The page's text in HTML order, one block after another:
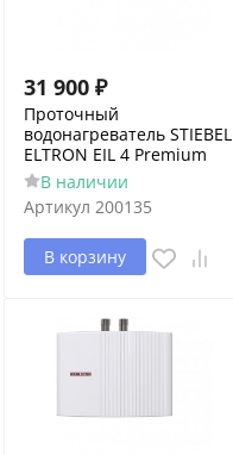
31 900 ₽
Проточный
водонагреватель STIEBEL
ELTRON EIL 4 Premium
В наличии
Артикул 200135
В корзину